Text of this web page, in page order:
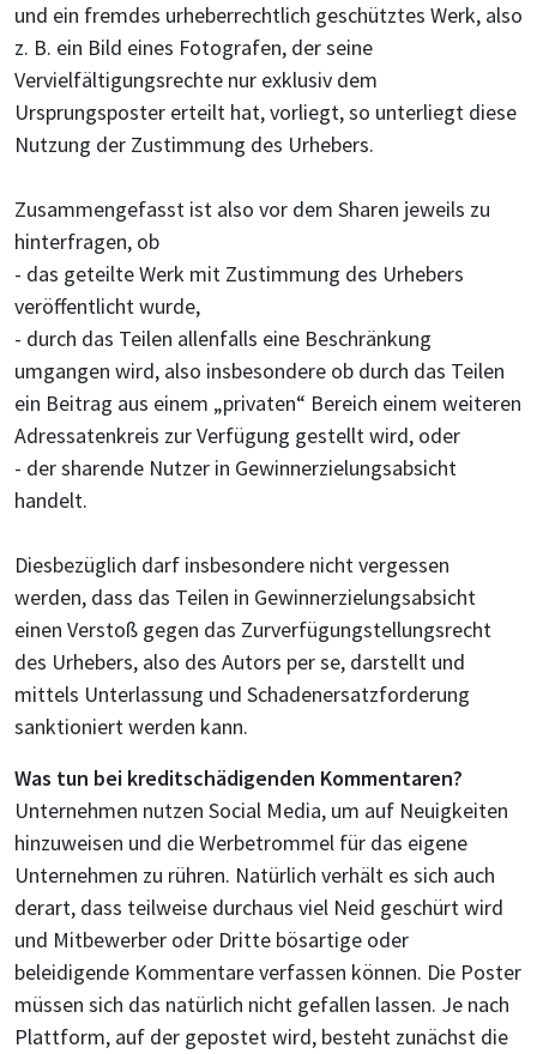
und ein fremdes urheberrechtlich geschütztes Werk, also
z. B. ein Bild eines Fotografen, der seine
Vervielfältigungsrechte nur exklusiv dem
Ursprungsposter erteilt hat, vorliegt, so unterliegt diese
Nutzung der Zustimmung des Urhebers.
Zusammengefasst ist also vor dem Sharen jeweils zu
hinterfragen, ob
- das geteilte Werk mit Zustimmung des Urhebers
veröffentlicht wurde,
- durch das Teilen allenfalls eine Beschränkung
umgangen wird, also insbesondere ob durch das Teilen
ein Beitrag aus einem „privaten“ Bereich einem weiteren
Adressatenkreis zur Verfügung gestellt wird, oder
- der sharende Nutzer in Gewinnerzielungsabsicht
handelt.
Diesbezüglich darf insbesondere nicht vergessen
werden, dass das Teilen in Gewinnerzielungsabsicht
einen Verstoß gegen das Zurverfügungstellungsrecht
des Urhebers, also des Autors per se, darstellt und
mittels Unterlassung und Schadenersatzforderung
sanktioniert werden kann.
Was tun bei kreditschädigenden Kommentaren?
Unternehmen nutzen Social Media, um auf Neuigkeiten
hinzuweisen und die Werbetrommel für das eigene
Unternehmen zu rühren. Natürlich verhält es sich auch
derart, dass teilweise durchaus viel Neid geschürt wird
und Mitbewerber oder Dritte bösartige oder
beleidigende Kommentare verfassen können. Die Poster
müssen sich das natürlich nicht gefallen lassen. Je nach
Plattform, auf der gepostet wird, besteht zunächst die